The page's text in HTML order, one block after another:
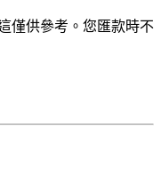
僅供參考。您匯款時不